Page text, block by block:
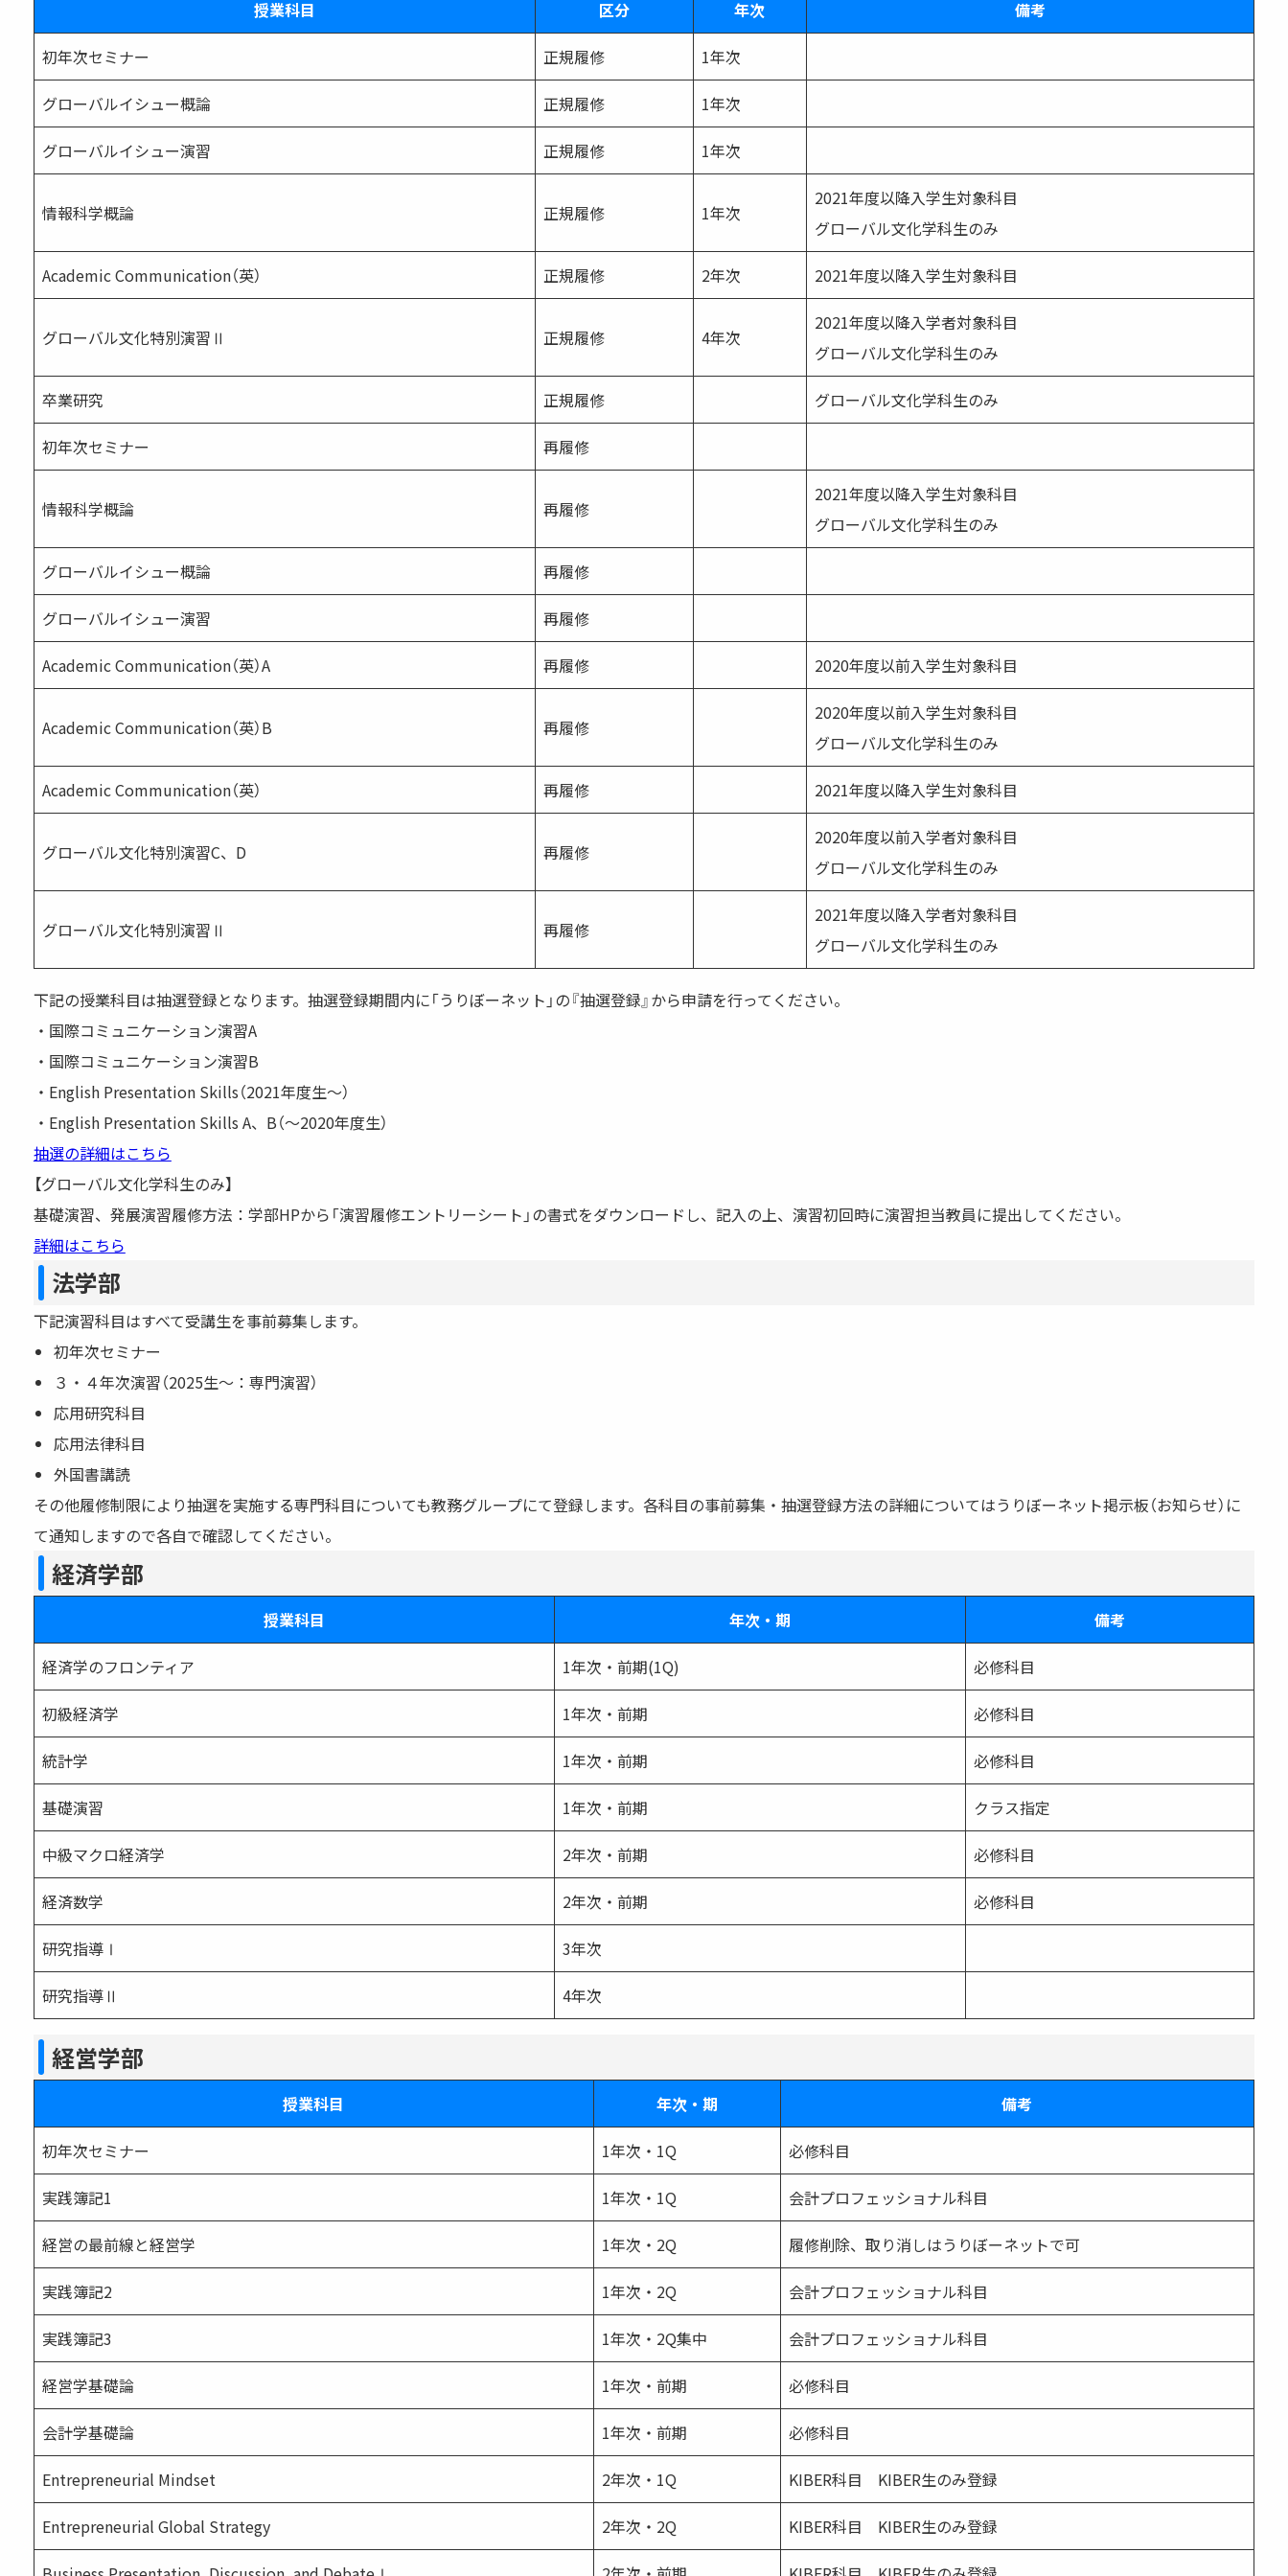
授業科目 区分 年次 備考
初年次セミナー 正規履修 1年次
グローバルイシュー概論 正規履修 1年次
グローバルイシュー演習 正規履修 1年次
情報科学概論 正規履修 1年次
2021年度以降入学生対象科目
グローバル文化学科生のみ
Academic Communication（英） 正規履修 2年次 2021年度以降入学生対象科目
グローバル文化特別演習Ⅱ 正規履修 4年次
2021年度以降入学者対象科目
グローバル文化学科生のみ
卒業研究 正規履修 グローバル文化学科生のみ
初年次セミナー 再履修
情報科学概論 再履修
2021年度以降入学生対象科目
グローバル文化学科生のみ
グローバルイシュー概論 再履修
グローバルイシュー演習 再履修
Academic Communication（英）A 再履修 2020年度以前入学生対象科目
Academic Communication（英）B 再履修
2020年度以前入学生対象科目
グローバル文化学科生のみ
Academic Communication（英） 再履修 2021年度以降入学生対象科目
グローバル文化特別演習C、D 再履修
2020年度以前入学者対象科目
グローバル文化学科生のみ
グローバル文化特別演習Ⅱ 再履修
2021年度以降入学者対象科目
グローバル文化学科生のみ
下記の授業科目は抽選登録となります。抽選登録期間内に「うりぼーネット」の『抽選登録』から申請を行ってください。
・国際コミュニケーション演習A
・国際コミュニケーション演習B
・English Presentation Skills（2021年度生～）
・English Presentation Skills A、B（～2020年度生）
抽選の詳細はこちら
【グローバル文化学科生のみ】
基礎演習、発展演習履修方法：学部HPから「演習履修エントリーシート」の書式をダウンロードし、記入の上、演習初回時に演習担当教員に提出してください。
詳細はこちら
法学部
下記演習科目はすべて受講生を事前募集します。
初年次セミナー
３・４年次演習（2025生～：専門演習）
応用研究科目
応用法律科目
外国書講読
その他履修制限により抽選を実施する専門科目についても教務グループにて登録します。各科目の事前募集・抽選登録方法の詳細についてはうりぼーネット掲示板（お知らせ）に
て通知しますので各自で確認してください。
経済学部
授業科目 年次・期 備考
経済学のフロンティア 1年次・前期(1Q) 必修科目
初級経済学 1年次・前期 必修科目
統計学 1年次・前期 必修科目
基礎演習 1年次・前期 クラス指定
中級マクロ経済学 2年次・前期 必修科目
経済数学 2年次・前期 必修科目
研究指導Ⅰ 3年次
研究指導Ⅱ 4年次
経営学部
授業科目 年次・期 備考
初年次セミナー 1年次・1Q 必修科目
実践簿記1 1年次・1Q 会計プロフェッショナル科目
経営の最前線と経営学 1年次・2Q 履修削除、取り消しはうりぼーネットで可
実践簿記2 1年次・2Q 会計プロフェッショナル科目
実践簿記3 1年次・2Q集中 会計プロフェッショナル科目
経営学基礎論 1年次・前期 必修科目
会計学基礎論 1年次・前期 必修科目
Entrepreneurial Mindset 2年次・1Q KIBER科目 KIBER生のみ登録
Entrepreneurial Global Strategy 2年次・2Q KIBER科目 KIBER生のみ登録